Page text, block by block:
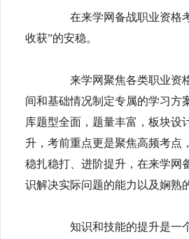
在来学网备战职业资格考
收获”的安稳。
来学网聚焦各类职业资格
间和基础情况制定专属的学习方
库题型全面，题量丰富，板块设
升，考前重点更是聚焦高频考点
稳扎稳打、进阶提升，在来学网
识解决实际问题的能力以及娴熟
知识和技能的提升是一个